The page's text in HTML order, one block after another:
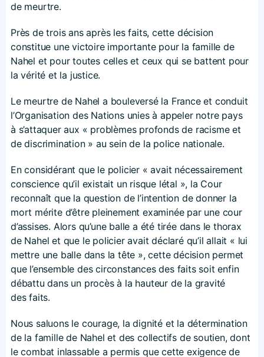
de meurtre.
Près de trois ans après les faits, cette décision
constitue une victoire importante pour la famille de
Nahel et pour toutes celles et ceux qui se battent pour
la vérité et la justice.
Le meurtre de Nahel a bouleversé la France et conduit
l’Organisation des Nations unies à appeler notre pays
à s’attaquer aux « problèmes profonds de racisme et
de discrimination » au sein de la police nationale.
En considérant que le policier « avait nécessairement
conscience qu’il existait un risque létal », la Cour
reconnaît que la question de l’intention de donner la
mort mérite d’être pleinement examinée par une cour
d’assises. Alors qu’une balle a été tirée dans le thorax
de Nahel et que le policier avait déclaré qu’il allait « lui
mettre une balle dans la tête », cette décision permet
que l’ensemble des circonstances des faits soit enfin
débattu dans un procès à la hauteur de la gravité
des faits.
Nous saluons le courage, la dignité et la détermination
de la famille de Nahel et des collectifs de soutien, dont
le combat inlassable a permis que cette exigence de